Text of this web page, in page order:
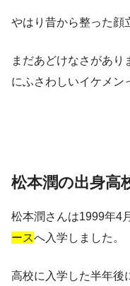
やはり昔から整った顔
まだあどけなさがあり
にふさわしいイケメン
松本潤の出身高
松本潤さんは1999年4月
ースへ入学しました。
高校に入学した半年後